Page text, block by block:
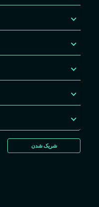
شریک شدن